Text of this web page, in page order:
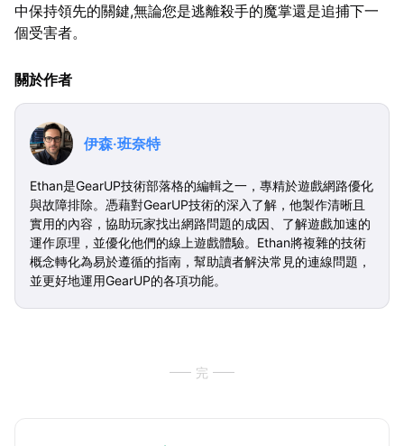
中保持領先的關鍵,無論您是逃離殺手的魔掌還是追捕下一
個受害者。
關於作者
伊森·班奈特
Ethan是GearUP技術部落格的編輯之一，專精於遊戲網路優化
與故障排除。憑藉對GearUP技術的深入了解，他製作清晰且
實用的內容，協助玩家找出網路問題的成因、了解遊戲加速的
運作原理，並優化他們的線上遊戲體驗。Ethan將複雜的技術
概念轉化為易於遵循的指南，幫助讀者解決常見的連線問題，
並更好地運用GearUP的各項功能。
完